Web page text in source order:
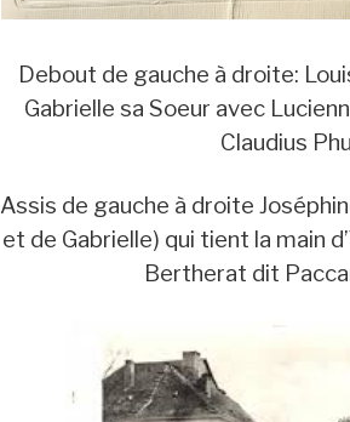
Debout de gauche à droite:
Gabrielle sa Soeur avec
Claudius
Assis de gauche à droite
et de Gabrielle) qui tient la main
Bertherat dit